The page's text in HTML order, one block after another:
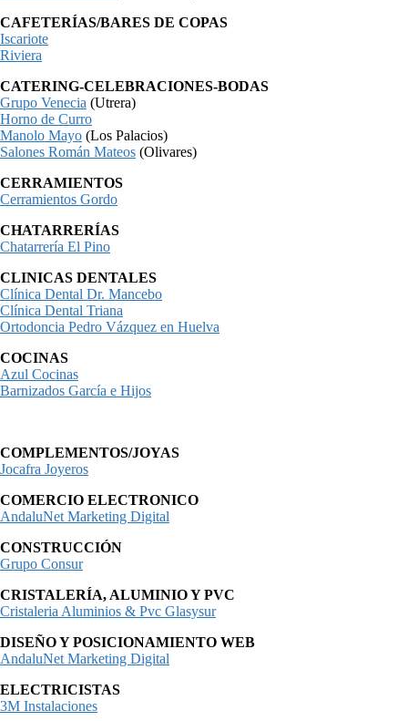
CAFETERÍAS/BARES DE COPAS
Iscariote
Riviera
CATERING-CELEBRACIONES-BODAS
Grupo Venecia (Utrera)
Horno de Curro
Manolo Mayo (Los Palacios)
Salones Román Mateos (Olivares)
CERRAMIENTOS
Cerramientos Gordo
CHATARRERÍAS
Chatarrería El Pino
CLINICAS DENTALES
Clínica Dental Dr. Mancebo
Clínica Dental Triana
Ortodoncia Pedro Vázquez en Huelva
COCINAS
Azul Cocinas
Barnizados García e Hijos
COMPLEMENTOS/JOYAS
Jocafra Joyeros
COMERCIO ELECTRONICO
AndaluNet Marketing Digital
CONSTRUCCIÓN
Grupo Consur
CRISTALERÍA, ALUMINIO Y PVC
Cristaleria Aluminios & Pvc Glasysur
DISEÑO Y POSICIONAMIENTO WEB
AndaluNet Marketing Digital
ELECTRICISTAS
3M Instalaciones